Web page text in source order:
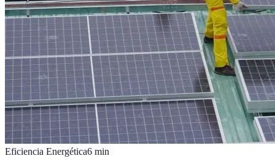
Eficiencia Energética6 min